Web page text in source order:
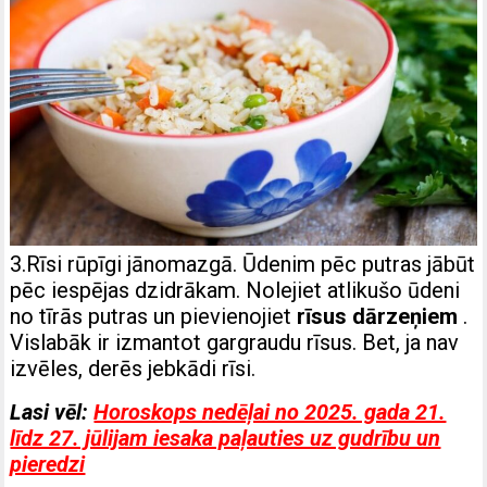
3.Rīsi rūpīgi jānomazgā. Ūdenim pēc putras jābūt
pēc iespējas dzidrākam. Nolejiet atlikušo ūdeni
no tīrās putras un pievienojiet rīsus dārzeņiem .
Vislabāk ir izmantot gargraudu rīsus. Bet, ja nav
izvēles, derēs jebkādi rīsi.
Lasi vēl:Horoskops nedēļai no 2025. gada 21.
līdz 27. jūlijam iesaka paļauties uz gudrību un
pieredzi